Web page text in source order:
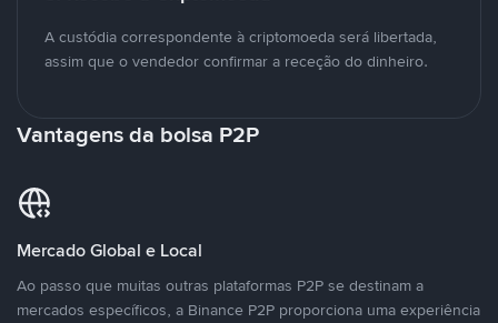
A custódia correspondente à criptomoeda será libertada,
assim que o vendedor confirmar a receção do dinheiro.
Vantagens da bolsa P2P
Mercado Global e Local
Ao passo que muitas outras plataformas P2P se destinam a
mercados específicos, a Binance P2P proporciona uma experiência